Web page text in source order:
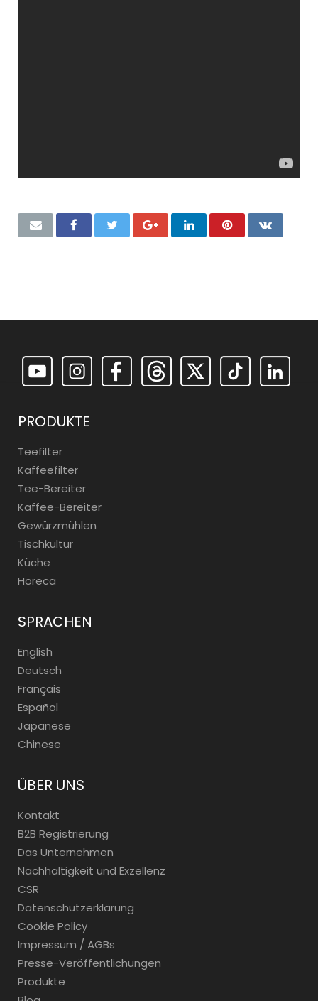
PRODUKTE
Teefilter
Kaffeefilter
Tee-Bereiter
Kaffee-Bereiter
Gewürzmühlen
Tischkultur
Küche
Horeca
SPRACHEN
English
Deutsch
Français
Español
Japanese
Chinese
ÜBER UNS
Kontakt
B2B Registrierung
Das Unternehmen
Nachhaltigkeit und Exzellenz
CSR
Datenschutzerklärung
Cookie Policy
Impressum / AGBs
Presse-Veröffentlichungen
Produkte